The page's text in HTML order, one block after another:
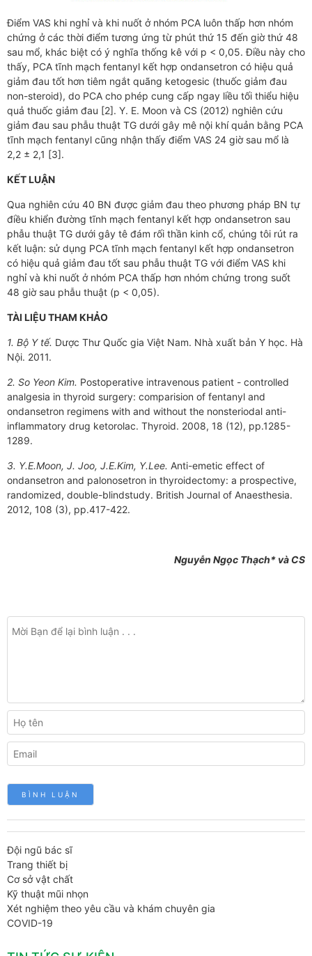
Điểm VAS khi nghỉ và khi nuốt ở nhóm PCA luôn thấp hơn nhóm
chứng ở các thời điểm tương ứng từ phút thứ 15 đến giờ thứ 48
sau mổ, khác biệt có ý nghĩa thống kê với p < 0,05. Điều này cho
thấy, PCA tĩnh mạch fentanyl kết hợp ondansetron có hiệu quả
giảm đau tốt hơn tiêm ngắt quãng ketogesic (thuốc giảm đau
non-steroid), do PCA cho phép cung cấp ngay liều tối thiểu hiệu
quả thuốc giảm đau [2]. Y. E. Moon và CS (2012) nghiên cứu
giảm đau sau phẫu thuật TG dưới gây mê nội khí quản bằng PCA
tĩnh mạch fentanyl cũng nhận thấy điểm VAS 24 giờ sau mổ là
2,2 ± 2,1 [3].
KẾT LUẬN
Qua nghiên cứu 40 BN được giảm đau theo phương pháp BN tự
điều khiển đường tĩnh mạch fentanyl kết hợp ondansetron sau
phẫu thuật TG dưới gây tê đám rối thần kinh cổ, chúng tôi rút ra
kết luận: sử dụng PCA tĩnh mạch fentanyl kết hợp ondansetron
có hiệu quả giảm đau tốt sau phẫu thuật TG với điểm VAS khi
nghỉ và khi nuốt ở nhóm PCA thấp hơn nhóm chứng trong suốt
48 giờ sau phẫu thuật (p < 0,05).
TÀI LIỆU THAM KHẢO
1. Bộ Y tế. Dược Thư Quốc gia Việt Nam. Nhà xuất bản Y học. Hà
Nội. 2011.
2. So Yeon Kim. Postoperative intravenous patient - controlled
analgesia in thyroid surgery: comparision of fentanyl and
ondansetron regimens with and without the nonsteriodal anti-
inflammatory drug ketorolac. Thyroid. 2008, 18 (12), pp.1285-
1289.
3. Y.E.Moon, J. Joo, J.E.Kim, Y.Lee. Anti-emetic effect of
ondansetron and palonosetron in thyroidectomy: a prospective,
randomized, double-blindstudy. British Journal of Anaesthesia.
2012, 108 (3), pp.417-422.
Nguyễn Ngọc Thạch* và CS
Đội ngũ bác sĩ
Trang thiết bị
Cơ sở vật chất
Kỹ thuật mũi nhọn
Xét nghiệm theo yêu cầu và khám chuyên gia
COVID-19